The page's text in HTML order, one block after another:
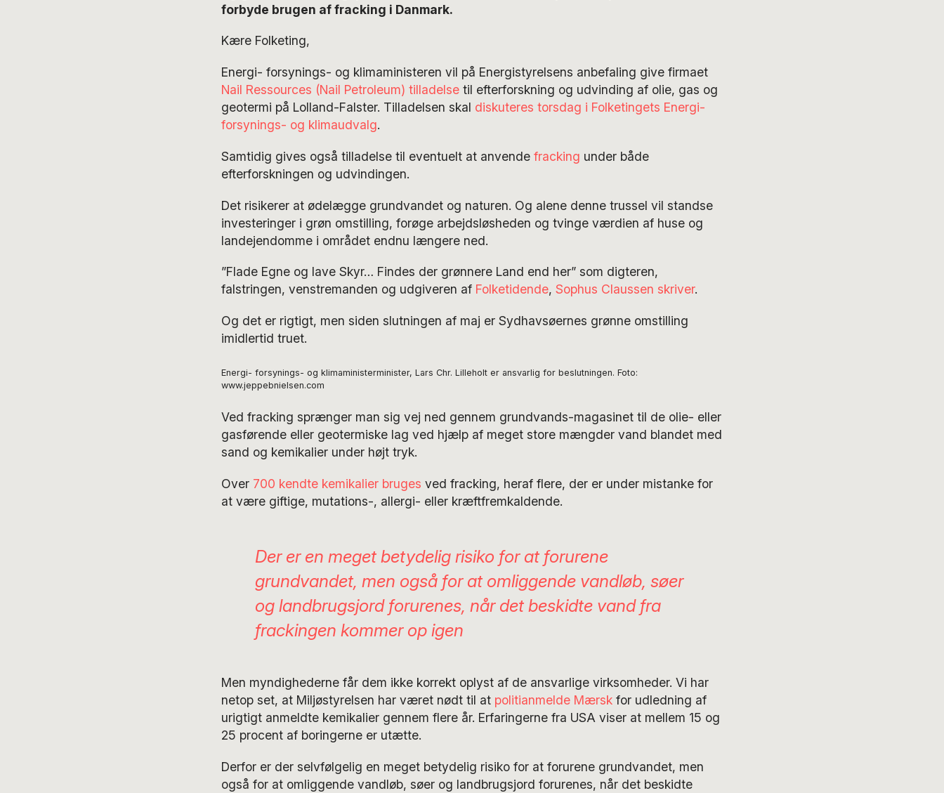
forbyde brugen af fracking i Danmark.
Kære Folketing,
Energi- forsynings- og klimaministeren vil på Energistyrelsens anbefaling give firmaet
Nail Ressources (Nail Petroleum) tilladelsetil efterforskning og udvinding af olie, gas og
geotermi på Lolland-Falster. Tilladelsen skal diskuteres torsdag i Folketingets Energi-
forsynings- og klimaudvalg.
Samtidig gives også tilladelse til eventuelt at anvende fracking under både
efterforskningen og udvindingen.
Det risikerer at ødelægge grundvandet og naturen. Og alene denne trussel vil standse
investeringer i grøn omstilling, forøge arbejdsløsheden og tvinge værdien af huse og
landejendomme i området endnu længere ned.
”Flade Egne og lave Skyr… Findes der grønnere Land end her” som digteren,
falstringen, venstremanden og udgiveren af Folketidende, Sophus Claussen skriver.
Og det er rigtigt, men siden slutningen af maj er Sydhavsøernes grønne omstilling
imidlertid truet.
Energi- forsynings- og klimaministerminister, Lars Chr. Lilleholt er ansvarlig for beslutningen. Foto:
www.jeppebnielsen.com
Ved fracking sprænger man sig vej ned gennem grundvands-magasinet til de olie- eller
gasførende eller geotermiske lag ved hjælp af meget store mængder vand blandet med
sand og kemikalier under højt tryk.
Over 700 kendte kemikalier bruges ved fracking, heraf flere, der er under mistanke for
at være giftige, mutations-, allergi- eller kræftfremkaldende.
Der er en meget betydelig risiko for at forurene
grundvandet, men også for at omliggende vandløb, søer
og landbrugsjord forurenes, når det beskidte vand fra
frackingen kommer op igen
Men myndighederne får dem ikke korrekt oplyst af de ansvarlige virksomheder. Vi har
netop set, at Miljøstyrelsen har været nødt til at politianmelde Mærsk for udledning af
urigtigt anmeldte kemikalier gennem flere år. Erfaringerne fra USA viser at mellem 15 og
25 procent af boringerne er utætte.
Derfor er der selvfølgelig en meget betydelig risiko for at forurene grundvandet, men
også for at omliggende vandløb, søer og landbrugsjord forurenes, når det beskidte